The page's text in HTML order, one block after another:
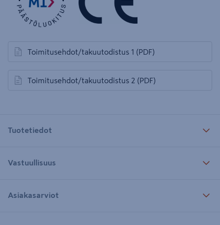
Toimitusehdot/takuutodistus 1 (PDF)
avautuu uuteen välilehteen
Toimitusehdot/takuutodistus 2 (PDF)
avautuu uuteen välilehteen
Tuotetiedot
Vastuullisuus
Asiakasarviot